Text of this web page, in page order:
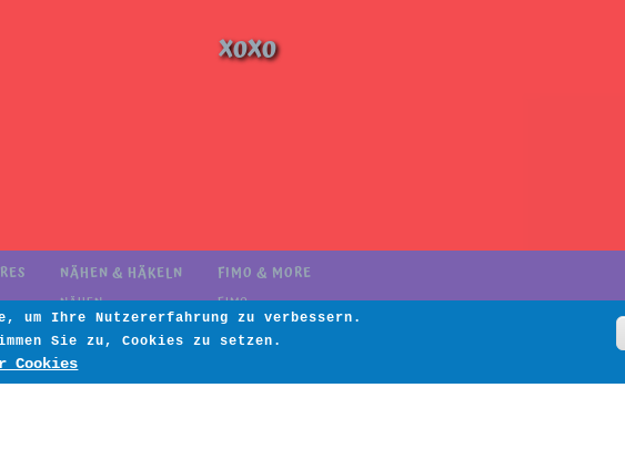
XOXO
NÄHEN & HÄKELN
NÄHEN
HÄKELN
EBAY
FIMO & MORE
FIMO
MORE
um Ihre Nutzererfahrung zu verbessern.
Sie zu, Cookies zu setzen.
Cookies